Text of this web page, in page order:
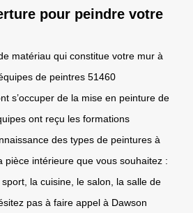
pour peindre votre
matériau qui constitue votre mur à
de peintres 51460
s’occuper de la mise en peinture de
ont reçu les formations
des types de peintures à
pièce intérieure que vous souhaitez :
la cuisine, le salon, la salle de
pas à faire appel à Dawson